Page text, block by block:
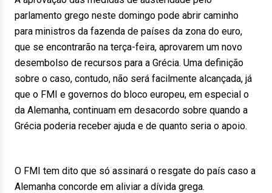
parlamento grego neste domingo pode abrir caminho
para ministros da fazenda de países da zona do euro,
que se encontrarão na terça-feira, aprovarem um novo
desembolso de recursos para a Grécia. Uma definição
sobre o caso, contudo, não será facilmente alcançada, já
que o FMI e governos do bloco europeu, em especial o
da Alemanha, continuam em desacordo sobre quando a
Grécia poderia receber ajuda e de quanto seria o apoio.
O FMI tem dito que só assinará o resgate do país caso a
Alemanha concorde em aliviar a dívida grega.